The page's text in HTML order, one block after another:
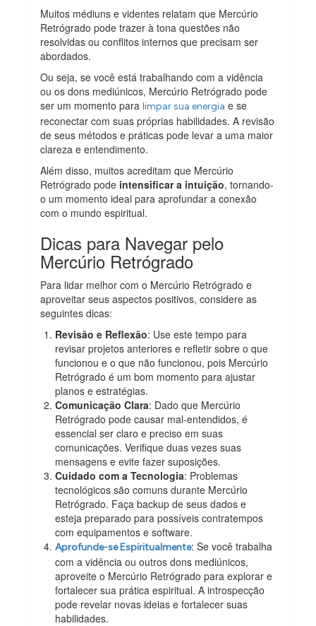
Muitos médiuns e videntes relatam que Mercúrio
Retrógrado pode trazer à tona questões não
resolvidas ou conflitos internos que precisam ser
abordados.
Ou seja, se você está trabalhando com a vidência
ou os dons mediúnicos, Mercúrio Retrógrado pode
ser um momento paralimpar sua energia e se
reconectar com suas próprias habilidades. A revisão
de seus métodos e práticas pode levar a uma maior
clareza e entendimento.
Além disso, muitos acreditam que Mercúrio
Retrógrado pode intensificar a intuição, tornando-
o um momento ideal para aprofundar a conexão
com o mundo espiritual.
Dicas para Navegar pelo
Mercúrio Retrógrado
Para lidar melhor com o Mercúrio Retrógrado e
aproveitar seus aspectos positivos, considere as
seguintes dicas:
Revisão e Reflexão: Use este tempo para
revisar projetos anteriores e refletir sobre o que
funcionou e o que não funcionou, pois Mercúrio
Retrógrado é um bom momento para ajustar
planos e estratégias.
Comunicação Clara: Dado que Mercúrio
Retrógrado pode causar mal-entendidos, é
essencial ser claro e preciso em suas
comunicações. Verifique duas vezes suas
mensagens e evite fazer suposições.
Cuidado com a Tecnologia: Problemas
tecnológicos são comuns durante Mercúrio
Retrógrado. Faça backup de seus dados e
esteja preparado para possíveis contratempos
com equipamentos e software.
Aprofunde-se Espiritualmente: Se você trabalha
com a vidência ou outros dons mediúnicos,
aproveite o Mercúrio Retrógrado para explorar e
fortalecer sua prática espiritual. A introspecção
pode revelar novas ideias e fortalecer suas
habilidades.